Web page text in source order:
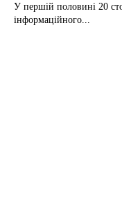
У першій половині 20
інформаційного...